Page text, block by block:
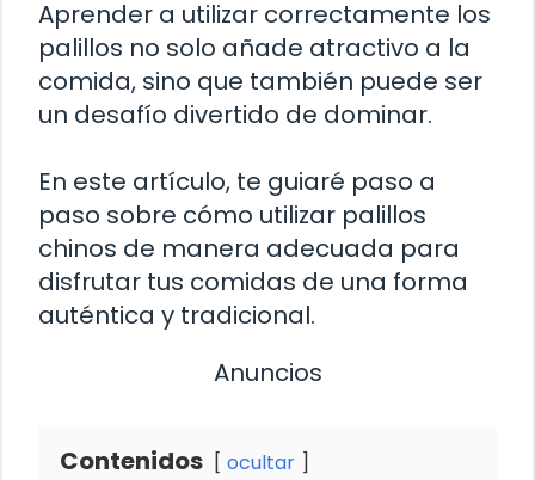
Aprender a utilizar correctamente los
palillos no solo añade atractivo a la
comida, sino que también puede ser
un desafío divertido de dominar.
En este artículo, te guiaré paso a
paso sobre cómo utilizar palillos
chinos de manera adecuada para
disfrutar tus comidas de una forma
auténtica y tradicional.
Anuncios
Contenidos ocultar